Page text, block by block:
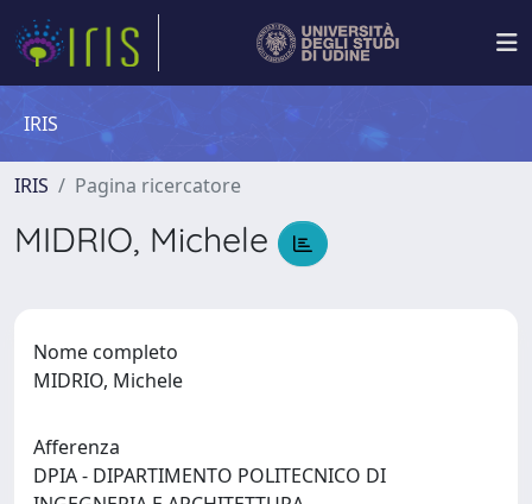
IRIS
IRIS Pagina ricercatore
MIDRIO, Michele
Nome completo
MIDRIO, Michele
Afferenza
DPIA - DIPARTIMENTO POLITECNICO DI